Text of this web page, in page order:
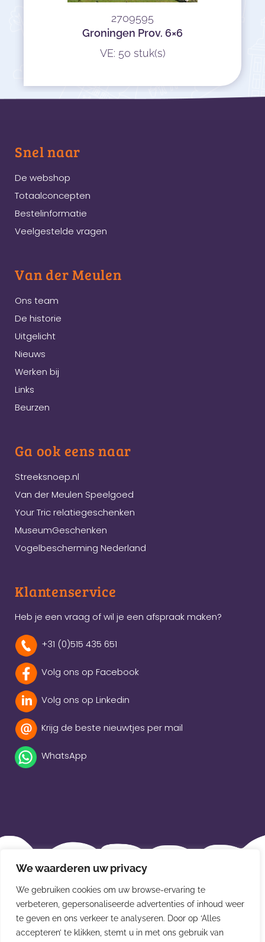
We waarderen uw privacy
We gebruiken cookies om uw browse-ervaring te
verbeteren, gepersonaliseerde advertenties of inhoud weer
te geven en ons verkeer te analyseren. Door op ‘Alles
accepteren’ te klikken, stemt u in met ons gebruik van
2709595
Groningen Prov. 6×6
VE: 50 stuk(s)
Snel naar
De webshop
Totaalconcepten
Bestelinformatie
Veelgestelde vragen
Van der Meulen
Ons team
De historie
Uitgelicht
Nieuws
Werken bij
Links
Beurzen
Ga ook eens naar
Streeksnoep.nl
Van der Meulen Speelgoed
Your Tric relatiegeschenken
MuseumGeschenken
Vogelbescherming Nederland
Klantenservice
Heb je een vraag of wil je een afspraak maken?
+31 (0)515 435 651
Volg ons op Facebook
Volg ons op Linkedin
Krijg de beste nieuwtjes per mail
WhatsApp
Beleidsverklaring
Privacybeleid
Disclaimer
Leveringsvoorwaarden